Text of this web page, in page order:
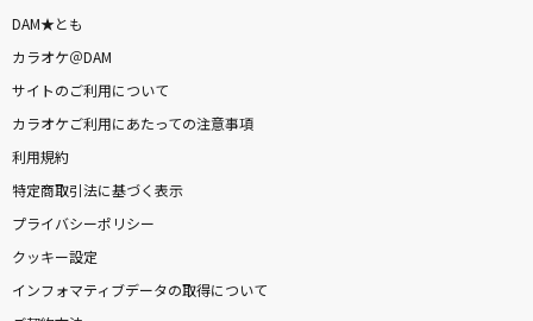
[生音]前前前世 (movie ver.)
RADWIMPS
[オリカラ]銀の龍の背に乗って
中島みゆき
幾億光年
DAM★とも
カラオケ＠DAM
サイトのご利用について
カラオケご利用にあたっての注意事項
利用規約
特定商取引法に基づく表示
プライバシーポリシー
クッキー設定
インフォマティブデータの取得について